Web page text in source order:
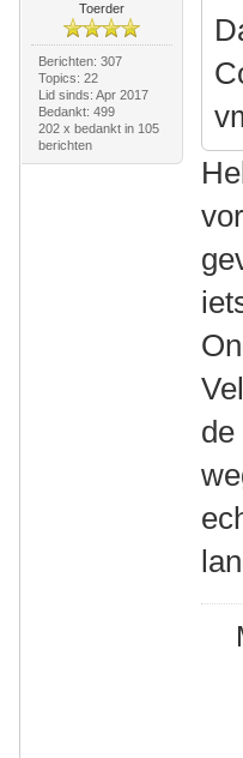
Toerder
Berichten: 307
Topics: 22
Lid sinds: Apr 2017
Bedankt: 499
202 x bedankt in 105
berichten